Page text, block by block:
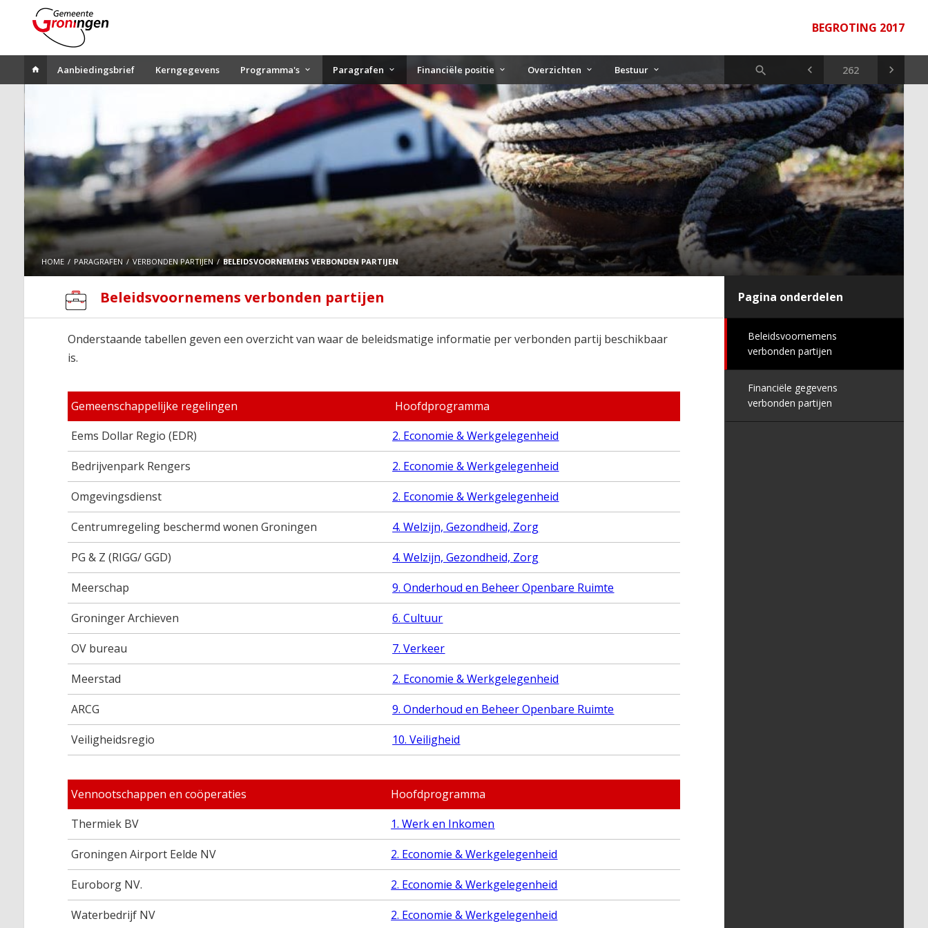
BEGROTING 2017
Aanbiedingsbrief Kerngegevens Programma's Paragrafen Financiële positie Overzichten Bestuur
HOME PARAGRAFEN VERBONDEN PARTIJEN BELEIDSVOORNEMENS VERBONDEN PARTIJEN
Pagina onderdelen
Beleidsvoornemens
verbonden partijen
Financiële gegevens
verbonden partijen
Beleidsvoornemens verbonden partijen
Onderstaande tabellen geven een overzicht van waar de beleidsmatige informatie per verbonden partij beschikbaar
is.
Gemeenschappelijke regelingen
Hoofdprogramma
Eems Dollar Regio (EDR)
2. Economie & Werkgelegenheid
Bedrijvenpark Rengers
2. Economie & Werkgelegenheid
Omgevingsdienst
2. Economie & Werkgelegenheid
Centrumregeling beschermd wonen Groningen
4. Welzijn, Gezondheid, Zorg
PG & Z (RIGG/ GGD)
4. Welzijn, Gezondheid, Zorg
Meerschap
9. Onderhoud en Beheer Openbare Ruimte
Groninger Archieven
6. Cultuur
OV bureau
7. Verkeer
Meerstad
2. Economie & Werkgelegenheid
ARCG
9. Onderhoud en Beheer Openbare Ruimte
Veiligheidsregio
10. Veiligheid
Vennootschappen en coöperaties
Hoofdprogramma
Thermiek BV
1. Werk en Inkomen
Groningen Airport Eelde NV
2. Economie & Werkgelegenheid
Euroborg NV.
2. Economie & Werkgelegenheid
Waterbedrijf NV
2. Economie & Werkgelegenheid